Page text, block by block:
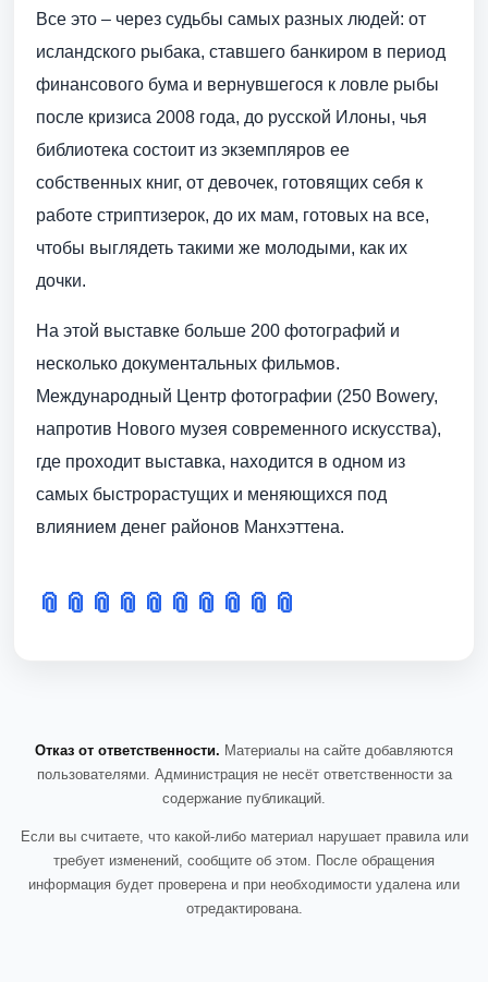
Все это – через судьбы самых разных людей: от
исландского рыбака, ставшего банкиром в период
финансового бума и вернувшегося к ловле рыбы
после кризиса 2008 года, до русской Илоны, чья
библиотека состоит из экземпляров ее
собственных книг, от девочек, готовящих себя к
работе стриптизерок, до их мам, готовых на все,
чтобы выглядеть такими же молодыми, как их
дочки.
На этой выставке больше 200 фотографий и
несколько документальных фильмов.
Международный Центр фотографии (250 Bowery,
напротив Нового музея современного искусства),
где проходит выставка, находится в одном из
самых быстрорастущих и меняющихся под
влиянием денег районов Манхэттена.
📎 📎 📎 📎 📎 📎 📎 📎 📎 📎
Отказ от ответственности. Материалы на сайте добавляются
пользователями. Администрация не несёт ответственности за
содержание публикаций.
Если вы считаете, что какой-либо материал нарушает правила или
требует изменений, сообщите об этом. После обращения
информация будет проверена и при необходимости удалена или
отредактирована.